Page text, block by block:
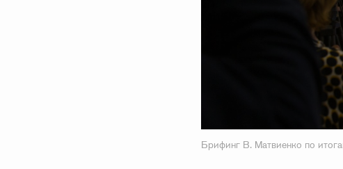
Брифинг В. Матвиенко по